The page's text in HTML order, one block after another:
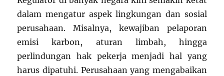
dalam mengatur aspek lingkungan dan sosial
perusahaan. Misalnya, kewajiban pelaporan
emisi karbon, aturan limbah, hingga
perlindungan hak pekerja menjadi hal yang
harus dipatuhi. Perusahaan yang mengabaikan